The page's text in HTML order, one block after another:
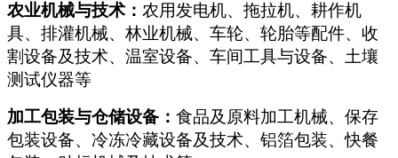
农业机械与技术： 农用发电机、拖拉机、耕作机
具、排灌机械、林业机械、车轮、轮胎等配件、收
割设备及技术、温室设备、车间工具与设备、土壤
测试仪器等
加工包装与仓储设备： 食品及原料加工机械、保存
包装设备、冷冻冷藏设备及技术、铝箔包装、快餐